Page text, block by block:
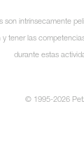
son intrínsecamente
tener las
durante estas
© 1995-2026